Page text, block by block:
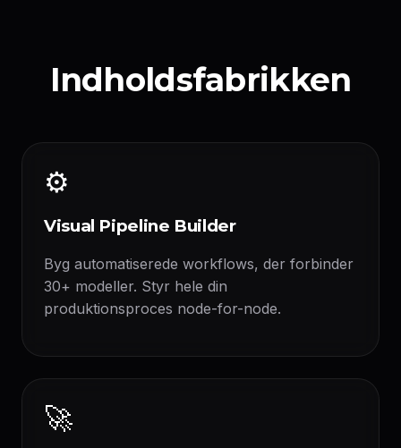
Indholdsfabrikken
⚙️
Visual Pipeline Builder
Byg automatiserede workflows, der forbinder
30+ modeller. Styr hele din
produktionsproces node-for-node.
🚀